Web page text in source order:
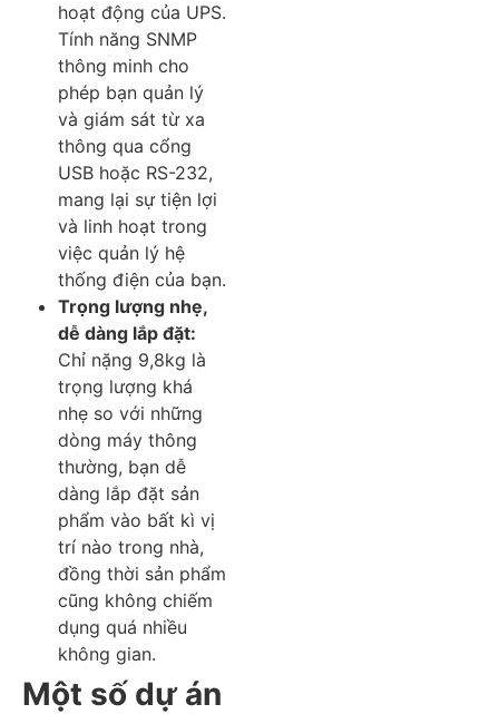
hoạt động của UPS.
Tính năng SNMP
thông minh cho
phép bạn quản lý
và giám sát từ xa
thông qua cổng
USB hoặc RS-232,
mang lại sự tiện lợi
và linh hoạt trong
việc quản lý hệ
thống điện của bạn.
Trọng lượng nhẹ,
dễ dàng lắp đặt:
Chỉ nặng 9,8kg là
trọng lượng khá
nhẹ so với những
dòng máy thông
thường, bạn dễ
dàng lắp đặt sản
phẩm vào bất kì vị
trí nào trong nhà,
đồng thời sản phẩm
cũng không chiếm
dụng quá nhiều
không gian.
Một số dự án